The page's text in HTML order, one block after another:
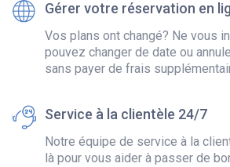
Gérer votre réservation en
Vos plans ont changé? Ne vous
pouvez changer de date ou
sans payer de frais
Service à la clientèle 24/7
Notre équipe de service à la
là pour vous aider à passer de